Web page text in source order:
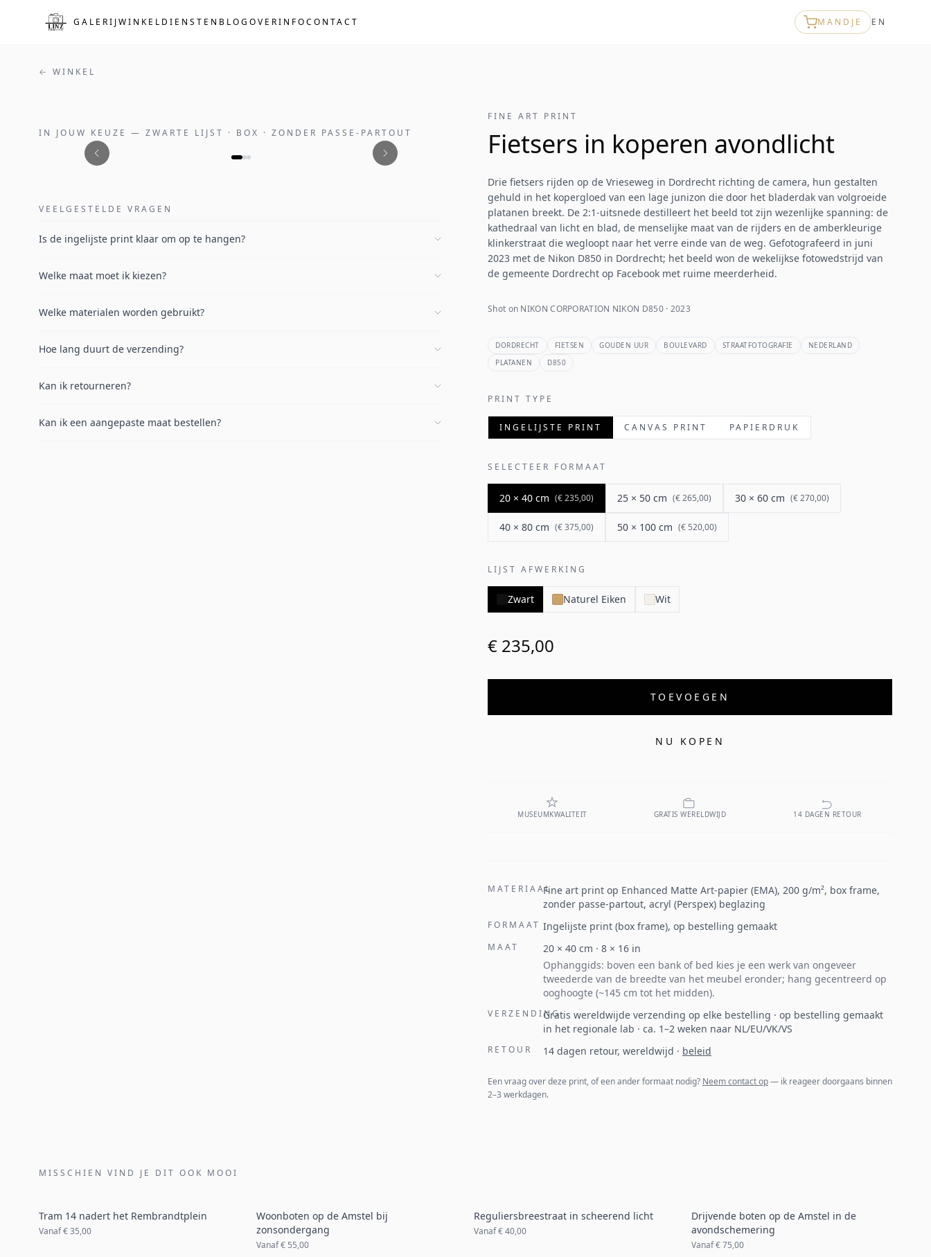
GALERIJWINKEL DIENSTEN BLOGOVERINFOCONTACT MANDJE EN
← WINKEL
IN JOUW KEUZE — ZWARTE LIJST · BOX · ZONDER PASSE-PARTOUT
VEELGESTELDE VRAGEN
Is de ingelijste print klaar om op te hangen?
Welke maat moet ik kiezen?
Welke materialen worden gebruikt?
Hoe lang duurt de verzending?
Kan ik retourneren?
Kan ik een aangepaste maat bestellen?
FINE ART PRINT
Fietsers in koperen avondlicht
Drie fietsers rijden op de Vrieseweg in Dordrecht richting de camera, hun gestalten
gehuld in het kopergloed van een lage junizon die door het bladerdak van volgroeide
platanen breekt. De 2:1-uitsnede destilleert het beeld tot zijn wezenlijke spanning: de
kathedraal van licht en blad, de menselijke maat van de rijders en de amberkleurige
klinkerstraat die wegloopt naar het verre einde van de weg. Gefotografeerd in juni
2023 met de Nikon D850 in Dordrecht; het beeld won de wekelijkse fotowedstrijd van
de gemeente Dordrecht op Facebook met ruime meerderheid.
Shot on NIKON CORPORATION NIKON D850 · 2023
DORDRECHT FIETSEN GOUDEN UUR BOULEVARD STRAATFOTOGRAFIE
NEDERLAND
PLATANEN
D850
PRINT TYPE
INGELIJSTE PRINT CANVAS PRINT PAPIERDRUK
SELECTEER FORMAAT
20 × 40 cm (€ 235,00) 25 × 50 cm (€ 265,00) 30 × 60 cm (€ 270,00)
40 × 80 cm (€ 375,00) 50 × 100 cm (€ 520,00)
LIJST AFWERKING
Zwart Naturel Eiken Wit
€ 235,00
TOEVOEGEN
NU KOPEN
MUSEUMKWALITEIT GRATIS WERELDWIJD 14 DAGEN RETOUR
MATERIAALFine art print op Enhanced Matte Art-papier (EMA), 200 g/m², box frame,
zonder passe-partout, acryl (Perspex) beglazing
FORMAAT Ingelijste print (box frame), op bestelling gemaakt
MAAT 20 × 40 cm · 8 × 16 in
Ophanggids: boven een bank of bed kies je een werk van ongeveer
tweederde van de breedte van het meubel eronder; hang gecentreerd op
ooghoogte (~145 cm tot het midden).
VERZENDINGGratis wereldwijde verzending op elke bestelling · op bestelling gemaakt
in het regionale lab · ca. 1–2 weken naar NL/EU/VK/VS
RETOUR 14 dagen retour, wereldwijd · beleid
Een vraag over deze print, of een ander formaat nodig? Neem contact op— ik reageer doorgaans binnen
2–3 werkdagen.
MISSCHIEN VIND JE DIT OOK MOOI
Tram 14 nadert het Rembrandtplein
Vanaf€ 35,00
Woonboten op de Amstel bij
zonsondergang
Vanaf€ 55,00
Reguliersbreestraat in scheerend licht
Vanaf€ 40,00
Drijvende boten op de Amstel in de
avondschemering
Vanaf€ 75,00